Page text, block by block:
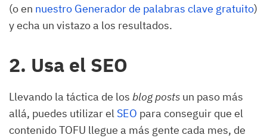
(o en nuestro Generador de palabras clave gratuito)
y echa un vistazo a los resultados.
2. Usa el SEO
Llevando la táctica de los blog posts un paso más
allá, puedes utilizar el SEO para conseguir que el
contenido TOFU llegue a más gente cada mes, de